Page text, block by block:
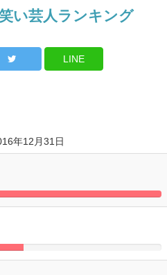
い芸人ランキング
LINE
年12月31日
100%